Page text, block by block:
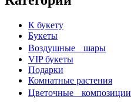
К букету
Букеты
Воздушные шары
VIP букеты
Подарки
Комнатные растения
Цветочные композиции